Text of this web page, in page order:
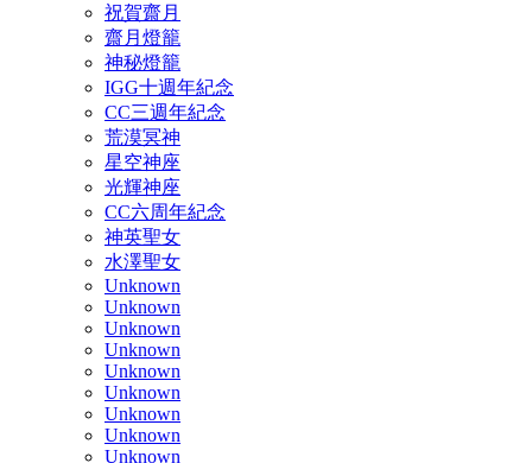
祝賀齋月
齋月燈籠
神秘燈籠
IGG十週年紀念
CC三週年紀念
荒漠冥神
星空神座
光輝神座
CC六周年紀念
神英聖女
水澤聖女
Unknown
Unknown
Unknown
Unknown
Unknown
Unknown
Unknown
Unknown
Unknown